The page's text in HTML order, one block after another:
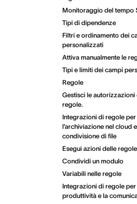
Monitoraggio del tempo
Tipi di dipendenze
Filtri e ordinamento dei
personalizzati
Attiva manualmente le
Tipi e limiti dei campi
Regole
Gestisci le autorizzazioni
regole.
Integrazioni di regole per
l’archiviazione nel cloud
condivisione di file
Esegui azioni delle regole
Condividi un modulo
Variabili nelle regole
Integrazioni di regole per
produttività e la